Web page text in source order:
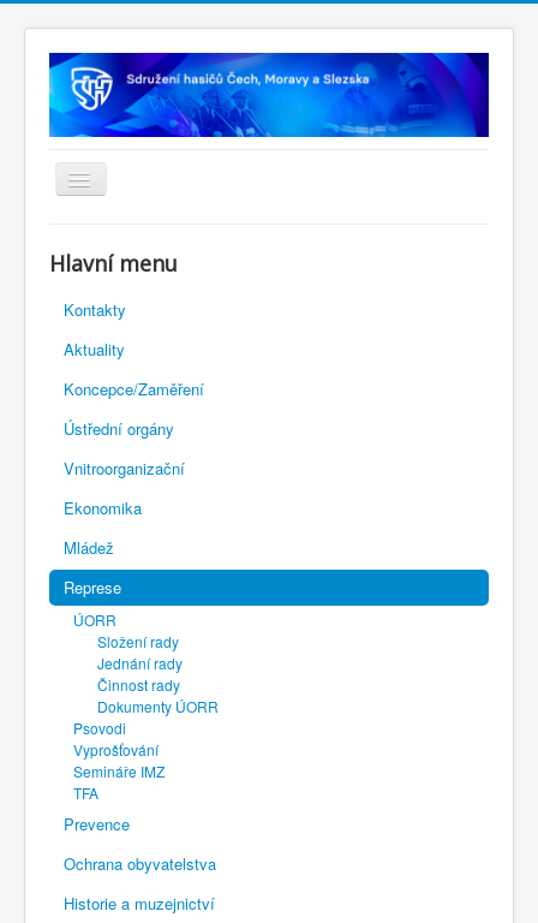
Rejstřík sportu
Novelizace Stanov SH ČMS
Plán činnosti 2026
Kalendář akcí
Výhody pro členy
Portál REDENOX
Hlavní menu
Kontakty
Aktuality
Koncepce/Zaměření
Ústřední orgány
Vnitroorganizační
Ekonomika
Mládež
Represe
ÚORR
Složení rady
Jednání rady
Činnost rady
Dokumenty ÚORR
Psovodi
Vyprošťování
Semináře IMZ
TFA
Prevence
Ochrana obyvatelstva
Historie a muzejnictví